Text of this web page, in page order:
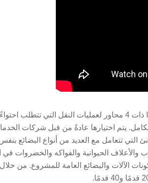
تم تصميم نصف المقطورة ذات السياج العالي بوزن 80 طنًا ذات 4 محاور
يتم اختيارها عادةً من قبل شركات
التي تتعامل مع العديد من أنواع البضائع
الحيوانية والفواكه والخضروات في
الآلات والبضائع العامة للمشروع. من